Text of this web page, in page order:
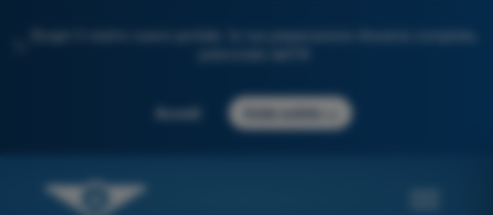
Scopri il nostro nuovo portale: la tua preparazione d'esame completa,
Accedi Inizia subito